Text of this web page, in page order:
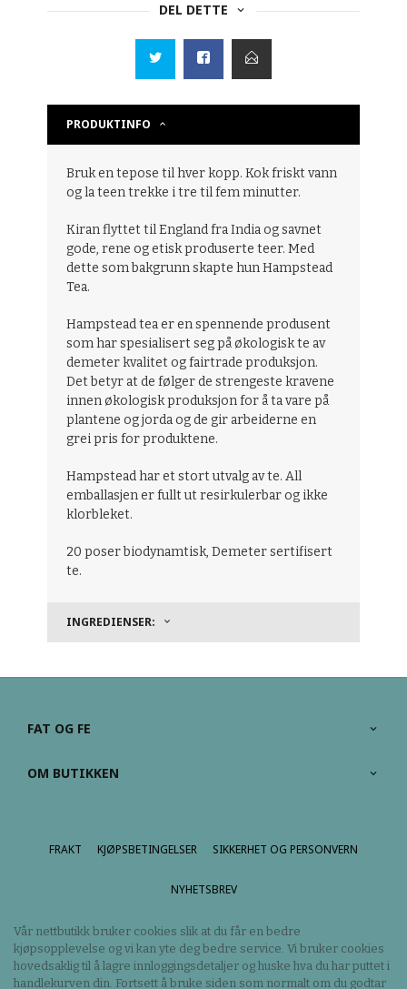
DEL DETTE
PRODUKTINFO
Bruk en tepose til hver kopp. Kok friskt vann
og la teen trekke i tre til fem minutter.
Kiran flyttet til England fra India og savnet
gode, rene og etisk produserte teer. Med
dette som bakgrunn skapte hun Hampstead
Tea.
Hampstead tea er en spennende produsent
som har spesialisert seg på økologisk te av
demeter kvalitet og fairtrade produksjon.
Det betyr at de følger de strengeste kravene
innen økologisk produksjon for å ta vare på
plantene og jorda og de gir arbeiderne en
grei pris for produktene.
Hampstead har et stort utvalg av te. All
emballasjen er fullt ut resirkulerbar og ikke
klorbleket.
20 poser biodynamtisk, Demeter sertifisert
te.
INGREDIENSER:
FAT OG FE
OM BUTIKKEN
FRAKT KJØPSBETINGELSER SIKKERHET OG PERSONVERN
NYHETSBREV
Vår nettbutikk bruker cookies slik at du får en bedre
kjøpsopplevelse og vi kan yte deg bedre service. Vi bruker cookies
hovedsaklig til å lagre innloggingsdetaljer og huske hva du har puttet i
handlekurven din. Fortsett å bruke siden som normalt om du godtar